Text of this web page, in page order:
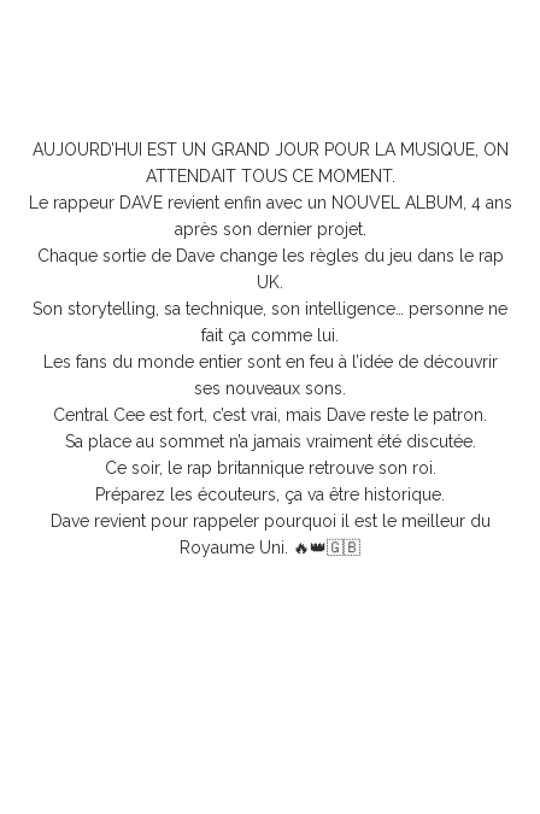
AUJOURD’HUI EST UN GRAND JOUR POUR LA MUSIQUE, ON
ATTENDAIT TOUS CE MOMENT.
Le rappeur DAVE revient enfin avec un NOUVEL ALBUM, 4 ans
après son dernier projet.
Chaque sortie de Dave change les règles du jeu dans le rap
UK.
Son storytelling, sa technique, son intelligence… personne ne
fait ça comme lui.
Les fans du monde entier sont en feu à l’idée de découvrir
ses nouveaux sons.
Central Cee est fort, c’est vrai, mais Dave reste le patron.
Sa place au sommet n’a jamais vraiment été discutée.
Ce soir, le rap britannique retrouve son roi.
Préparez les écouteurs, ça va être historique.
Dave revient pour rappeler pourquoi il est le meilleur du
Royaume Uni. 🔥👑🇬🇧